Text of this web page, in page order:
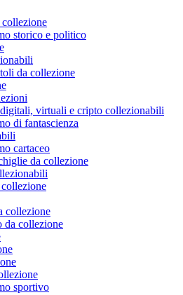
storico e politico
da collezione
virtuali e cripto collezionabili
di fantascienza
cartaceo
da collezione
collezione
da collezione
sportivo